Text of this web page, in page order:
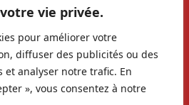
vie privée.
pour améliorer votre
diffuser des publicités ou des
et analyser notre trafic. En
», vous consentez à notre
collections.com
374 147 Romans
Contact Archives